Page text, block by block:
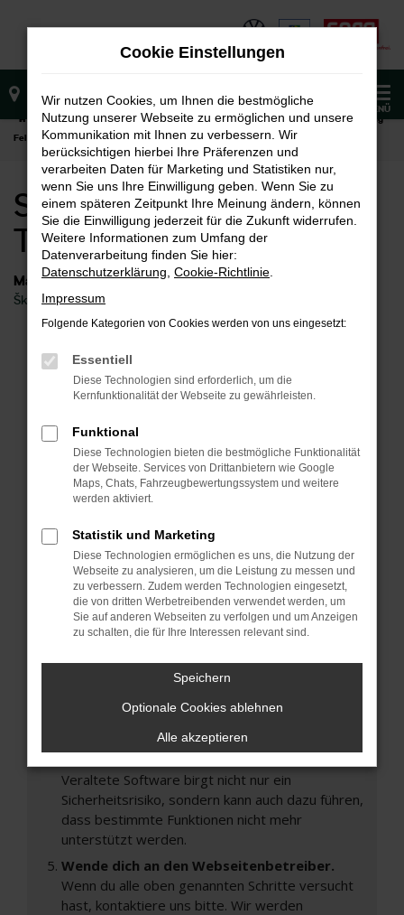
Zum
MENÜ
Startseite Fellbach Škoda Škoda Scala
Skoda Scala Tageszulassung
Fellbach
Skoda Scala
Tageszulassung Fellbach
Marken
Škoda
Fehler: Network Error
Beim Laden ist ein Fehler aufgetreten.
Überprüfe deine Firewall und deine
Internetverbindung.
Laden andere Webseiten, zum Beispiel deine
Suchmaschine?
Prüfe deine Browsererweiterungen.
Manche Erweiterungen, wie Werbeblocker,
können das Laden bestimmter Seiten
verhindern. Funktioniert die Seite in einem
anderen Browser oder in einem privaten
Fenster?
Das kann manchmal helfen, vorübergehende
Stelle sicher, dass dein Browser und dein
Betriebssystem auf dem neuesten Stand
Veraltete Software birgt nicht nur ein
Sicherheitsrisiko, sondern kann auch dazu führen,
dass bestimmte Funktionen nicht mehr
unterstützt werden.
Wende dich an den Webseitenbetreiber.
Wenn du alle oben genannten Schritte versucht
hast, kontaktiere uns bitte. Wir werden
Cookie Einstellungen
Wir nutzen Cookies, um Ihnen die bestmögliche
Nutzung unserer Webseite zu ermöglichen und unsere
Kommunikation mit Ihnen zu verbessern. Wir
berücksichtigen hierbei Ihre Präferenzen und
verarbeiten Daten für Marketing und Statistiken nur,
wenn Sie uns Ihre Einwilligung geben. Wenn Sie zu
einem späteren Zeitpunkt Ihre Meinung ändern, können
Sie die Einwilligung jederzeit für die Zukunft widerrufen.
Weitere Informationen zum Umfang der
Datenverarbeitung finden Sie hier:
Datenschutzerklärung Cookie-Richtlinie
Impressum
Folgende Kategorien von Cookies werden von uns eingesetzt:
Essentiell
Diese Technologien sind erforderlich, um die
Kernfunktionalität der Webseite zu gewährleisten.
Funktional
Diese Technologien bieten die bestmögliche Funktionalität
der Webseite. Services von Drittanbietern wie Google
Maps, Chats, Fahrzeugbewertungssystem und weitere
werden aktiviert.
Statistik und Marketing
Diese Technologien ermöglichen es uns, die Nutzung der
Webseite zu analysieren, um die Leistung zu messen und
zu verbessern. Zudem werden Technologien eingesetzt,
die von dritten Werbetreibenden verwendet werden, um
Sie auf anderen Webseiten zu verfolgen und um Anzeigen
zu schalten, die für Ihre Interessen relevant sind.
Speichern
Optionale Cookies ablehnen
Alle akzeptieren